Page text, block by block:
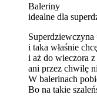
Baleriny
idealne dla
Superdziewczyna
i taka właśnie
i aż do wieczora
ani przez chwilę
W balerinach
Bo na takie